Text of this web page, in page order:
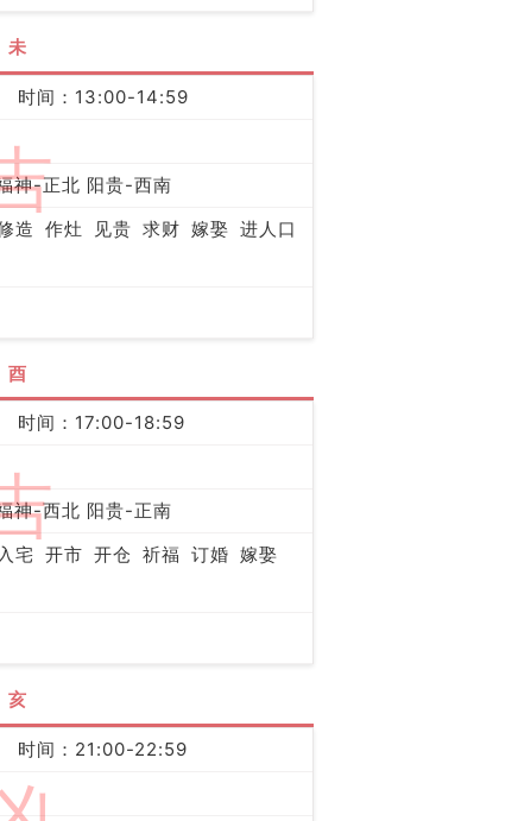
未
时间：13:00-14:59
神-正北 阳贵-西南
造 作灶 见贵 求财 嫁娶 进人口
酉
时间：17:00-18:59
神-西北 阳贵-正南
入宅 开市 开仓 祈福 订婚 嫁娶
亥
时间：21:00-22:59